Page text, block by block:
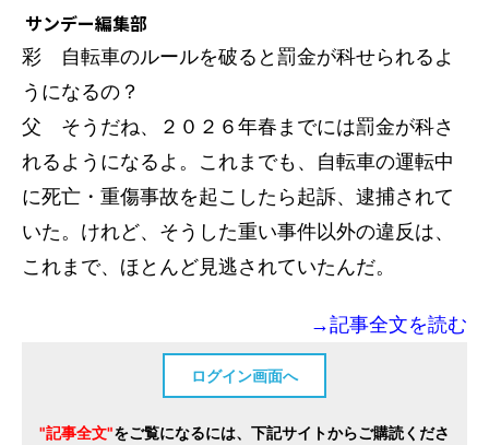
サンデー編集部
彩 自転車のルールを破ると罰金が科せられるよ
うになるの？
父 そうだね、２０２６年春までには罰金が科さ
れるようになるよ。これまでも、自転車の運転中
に死亡・重傷事故を起こしたら起訴、逮捕されて
いた。けれど、そうした重い事件以外の違反は、
これまで、ほとんど見逃されていたんだ。
→記事全文を読む
ログイン画面へ
"記事全文"をご覧になるには、下記サイトからご購読くださ